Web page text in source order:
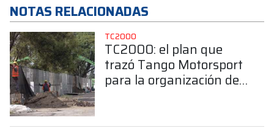
NOTAS RELACIONADAS
TC2000
TC2000: el plan que
trazó Tango Motorsport
para la organización del